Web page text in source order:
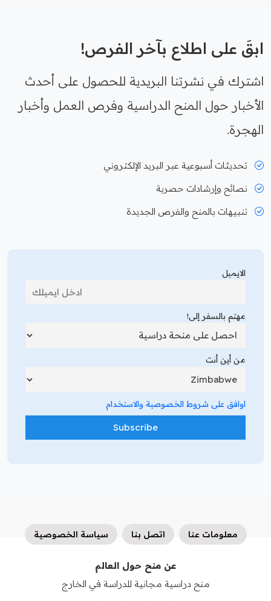
ابقَ على اطلاع بآخر الفرص!
اشترك في نشرتنا البريدية للحصول على أحدث
الأخبار حول المنح الدراسية وفرص العمل وأخبار
الهجرة.
تحديثات أسبوعية عبر البريد الإلكتروني
نصائح وإرشادات حصرية
تنبيهات بالمنح والفرص الجديدة
الايميل
مهتم بالسفر إلى!
من أين أنت
اوافق على شروط الخصوصية والاستخدام
معلومات عنا اتصل بنا سياسة الخصوصية
عن منح حول العالم
منح دراسية مجانية للدراسة في الخارج